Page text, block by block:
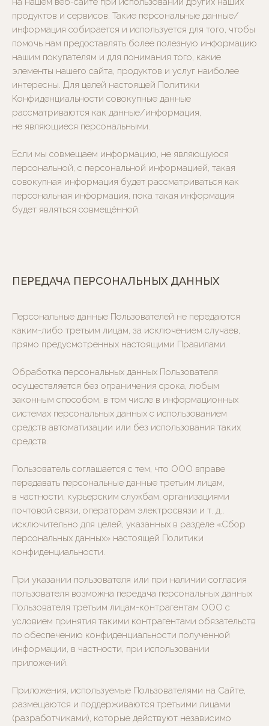
продуктов и сервисов. Такие персональные данные/
информация собирается и используется для того, чтобы
помочь нам предоставлять более полезную информацию
нашим покупателям и для понимания того, какие
элементы нашего сайта, продуктов и услуг наиболее
интересны. Для целей настоящей Политики
Конфиденциальности совокупные данные
рассматриваются как данные/информация,
не являющиеся персональными.
Если мы совмещаем информацию, не являющуюся
персональной, с персональной информацией, такая
совокупная информация будет рассматриваться как
персональная информация, пока такая информация
будет являться совмещённой.
ПЕРЕДАЧА ПЕРСОНАЛЬНЫХ ДАННЫХ
Персональные данные Пользователей не передаются
каким-либо третьим лицам, за исключением случаев,
прямо предусмотренных настоящими Правилами.
Обработка персональных данных Пользователя
осуществляется без ограничения срока, любым
законным способом, в том числе в информационных
системах персональных данных с использованием
средств автоматизации или без использования таких
средств.
Пользователь соглашается с тем, что ООО вправе
передавать персональные данные третьим лицам,
в частности, курьерским службам, организациями
почтовой связи, операторам электросвязи и т. д.,
исключительно для целей, указанных в разделе «Сбор
персональных данных» настоящей Политики
конфиденциальности.
При указании пользователя или при наличии согласия
пользователя возможна передача персональных данных
Пользователя третьим лицам-контрагентам ООО с
условием принятия такими контрагентами обязательств
по обеспечению конфиденциальности полученной
информации, в частности, при использовании
приложений.
Приложения, используемые Пользователями на Сайте,
размещаются и поддерживаются третьими лицами
(разработчиками), которые действуют независимо